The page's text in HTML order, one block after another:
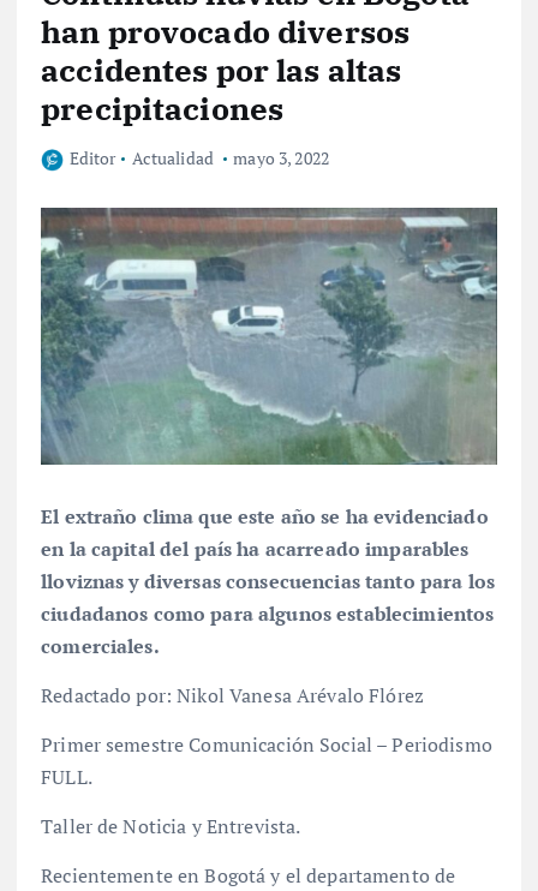
han provocado diversos
accidentes por las altas
precipitaciones
Editor Actualidad mayo 3, 2022
El extraño clima que este año se ha evidenciado
en la capital del país ha acarreado imparables
lloviznas y diversas consecuencias tanto para los
ciudadanos como para algunos establecimientos
comerciales.
Redactado por: Nikol Vanesa Arévalo Flórez
Primer semestre Comunicación Social – Periodismo
FULL.
Taller de Noticia y Entrevista.
Recientemente en Bogotá y el departamento de